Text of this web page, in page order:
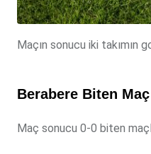
Maçın sonucu iki takımın
Berabere Biten
Maç sonucu 0-0 biten